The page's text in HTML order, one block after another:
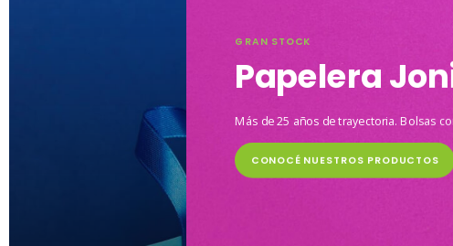
GRAN STOCK
Papelera
Más de 25 años de trayectoria. Bolsas
CONOCÉ NUESTROS PRODUCTOS